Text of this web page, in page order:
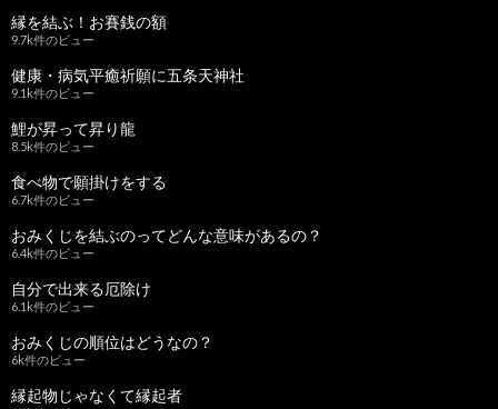
縁を結ぶ！お賽銭の額
9.7k件のビュー
健康・病気平癒祈願に五条天神社
9.1k件のビュー
鯉が昇って昇り龍
8.5k件のビュー
食べ物で願掛けをする
6.7k件のビュー
おみくじを結ぶのってどんな意味があるの？
6.4k件のビュー
自分で出来る厄除け
6.1k件のビュー
おみくじの順位はどうなの？
6k件のビュー
縁起物じゃなくて縁起者